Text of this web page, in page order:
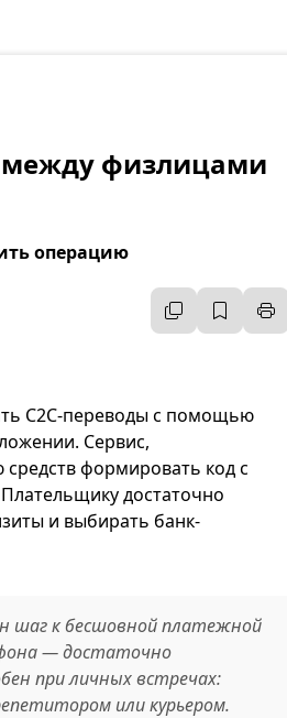
между физлицами
операцию
C2C-переводы с помощью
Сервис,
формировать код с
достаточно
и выбирать банк-
шаг к бесшовной платежной
— достаточно
при личных встречах:
или курьером.